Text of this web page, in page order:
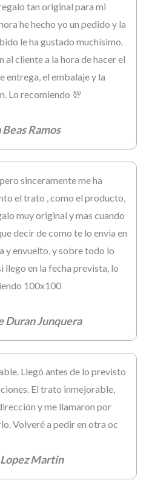
tan original para mi
he hecho yo un pedido y la
le ha gustado muchísimo.
al cliente a la hora de hacer el
entrega, el embalaje y la
Lo recomiendo 💯
Beas Ramos
sinceramente me ha
el trato , como el producto,
muy original y mas cuando
decir de como te lo envia en
y envuelto, y sobre todo lo
llego en la fecha prevista, lo
100x100
Duran Junquera
Llegó antes de lo previsto
El trato inmejorable,
y me llamaron por
Volveré a pedir en otra oc
Martin